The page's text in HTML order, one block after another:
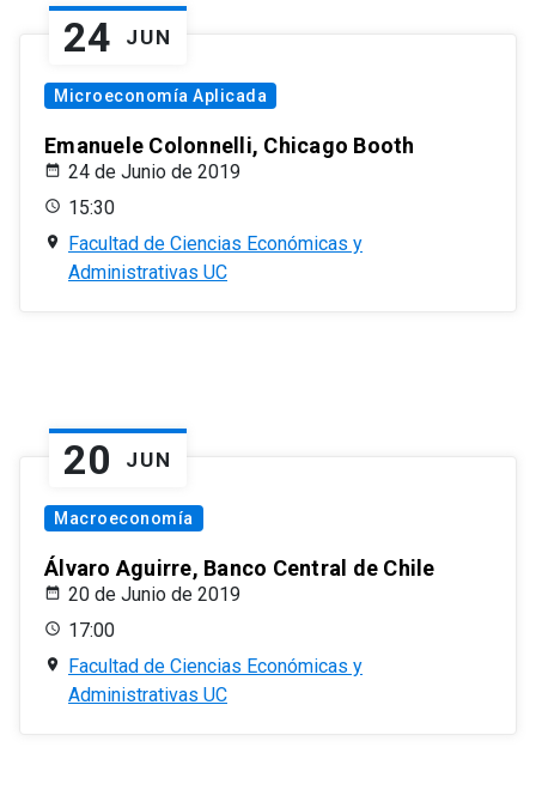
24 JUN
Microeconomía Aplicada
Emanuele Colonnelli, Chicago Booth
24 de Junio de 2019
15:30
Facultad de Ciencias Económicas y
Administrativas UC
20 JUN
Macroeconomía
Álvaro Aguirre, Banco Central de Chile
20 de Junio de 2019
17:00
Facultad de Ciencias Económicas y
Administrativas UC